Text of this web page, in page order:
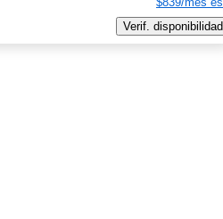
Verif. disponibilidad